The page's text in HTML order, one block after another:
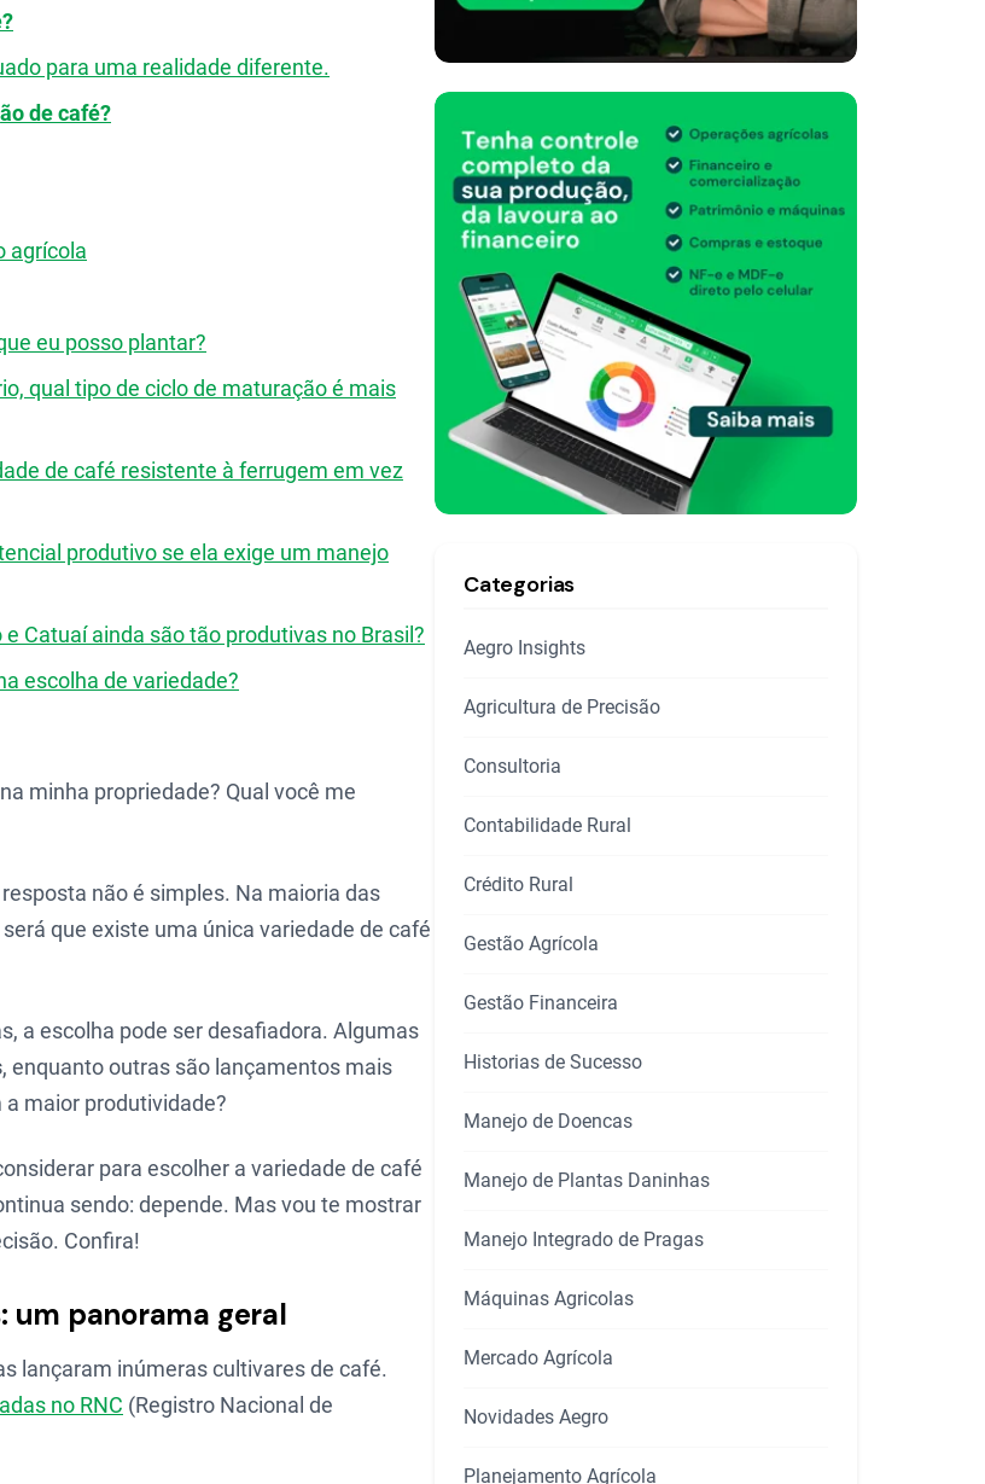
para uma realidade diferente.
de café?
agrícola
eu posso plantar?
qual tipo de ciclo de maturação é mais
de café resistente à ferrugem em vez
produtivo se ela exige um manejo
Catuaí ainda são tão produtivas no Brasil?
escolha de variedade?
minha propriedade? Qual você me
não é simples. Na maioria das
que existe uma única variedade de café
a escolha pode ser desafiadora. Algumas
, enquanto outras são lançamentos mais
maior produtividade?
para escolher a variedade de café
sendo: depende. Mas vou te mostrar
Confira!
um panorama geral
lançaram inúmeras cultivares de café.
no RNC (Registro Nacional de
Categorias
Aegro Insights
Agricultura de Precisão
Consultoria
Contabilidade Rural
Crédito Rural
Gestão Agrícola
Gestão Financeira
Historias de Sucesso
Manejo de Doencas
Manejo de Plantas Daninhas
Manejo Integrado de Pragas
Máquinas Agricolas
Mercado Agrícola
Novidades Aegro
Planejamento Agrícola